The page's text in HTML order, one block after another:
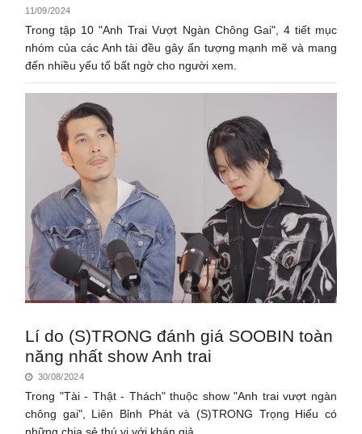
11/09/2024
Trong tập 10 "Anh Trai Vượt Ngàn Chông Gai", 4 tiết mục
nhóm của các Anh tài đều gây ấn tượng mạnh mẽ và mang
đến nhiều yếu tố bất ngờ cho người xem.
Lí do (S)TRONG đánh giá SOOBIN toàn
năng nhất show Anh trai
30/08/2024
Trong "Tài - Thật - Thách" thuộc show "Anh trai vượt ngàn
chông gai", Liên Bỉnh Phát và (S)TRONG Trọng Hiếu có
những chia sẻ thú vị với khán giả.